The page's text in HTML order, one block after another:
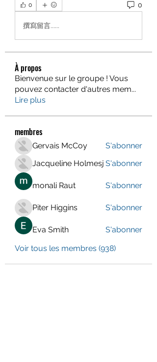
0 0
撰寫留言......
À propos
Bienvenue sur le groupe ! Vous
pouvez contacter d'autres mem...
Lire plus
membres
Gervais McCoy
S'abonner
Jacqueline Holmesj S'abonner
monali Raut S'abonner
Piter Higgins S'abonner
Eva Smith
S'abonner
Voir tous les membres (938)